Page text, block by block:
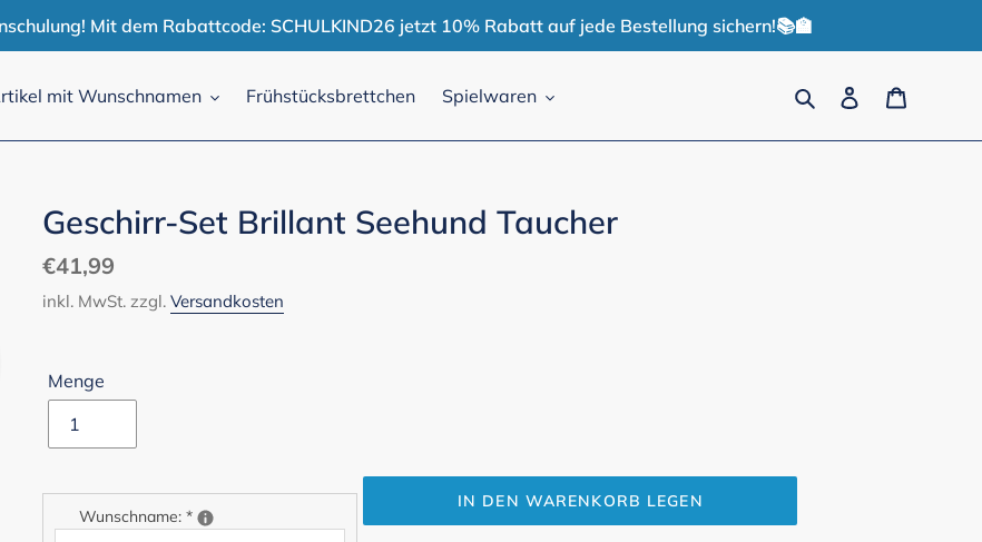
Mit dem Rabattcode: SCHULKIND26 jetzt 10% Rabatt auf jede Bestellung sichern!📚🏫
mit Wunschnamen Frühstücksbrettchen Spielwaren SuchenEinloggen
Geschirr-Set Brillant Seehund Taucher
Normaler
Preis
€41,99
inkl. MwSt. zzgl.Versandkosten
Menge
Wunschname:*
IN DEN WARENKORB LEGEN